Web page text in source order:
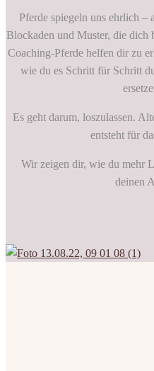
Pferde spiegeln uns ehrlich
Blockaden und Muster, die dich
Coaching-Pferde helfen dir zu
wie du es Schritt für Schritt
Es geht darum, loszulassen.
entsteht für
Wir zeigen dir, wie du mehr
deinen